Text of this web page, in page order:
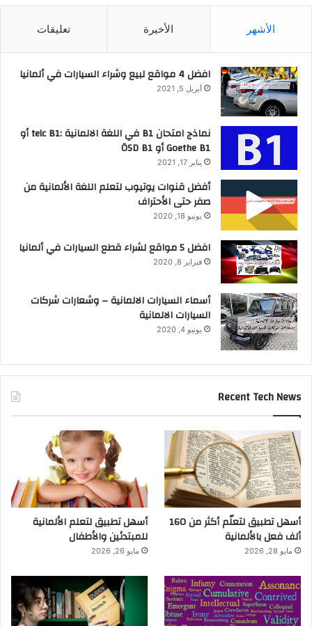
الأشهر الأخيرة تعليقات
افضل 4 مواقع لبيع وشراء السيارات في ألمانيا
أبريل 5, 2021
نماذج امتحان B1 في اللغة الالمانية :telc B1 أو
Goethe B1 أو ÖSD B1
يناير 17, 2021
أفضل قنوات يوتيوب لتعلم اللغة الألمانية من
صفر حتى الأحتراف
يونيو 18, 2020
افضل 5 مواقع لشراء قطع السيارات في ألمانيا
فبراير 8, 2020
أسماء السيارات الالمانية – وشعارات شركات
السيارات الالمانية
يونيو 4, 2020
Recent Tech News
أسهل تطبيق لتعلّم أكثر من 160
ألف فعل بالألمانية
مايو 28, 2026
أسهل تطبيق لتعلم الألمانية
للمبتدئين والأطفال
مايو 26, 2026